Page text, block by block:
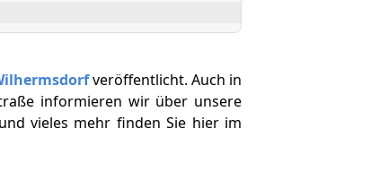
veröffentlicht. Auch in
informieren wir über unsere
vieles mehr finden Sie hier im